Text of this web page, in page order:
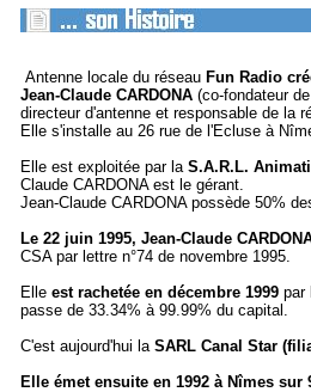
Antenne locale du réseau Fun Radio
Jean-Claude CARDONA (co-fondateur de
directeur d'antenne et responsable de la
Elle s'installe au 26 rue de l'Ecluse à
Elle est exploitée par laS.A.R.L.
Claude CARDONA est le gérant.
Jean-Claude CARDONA possède 50%
Le 22 juin 1995, Jean-Claude
CSA par lettre n°74 de novembre 1995.
Elle est rachetée en décembre 1999 par
passe de 33.34% à 99.99% du capital.
C'est aujourd'hui la SARL Canal Star
Elle émet ensuite en 1992 à Nîmes sur